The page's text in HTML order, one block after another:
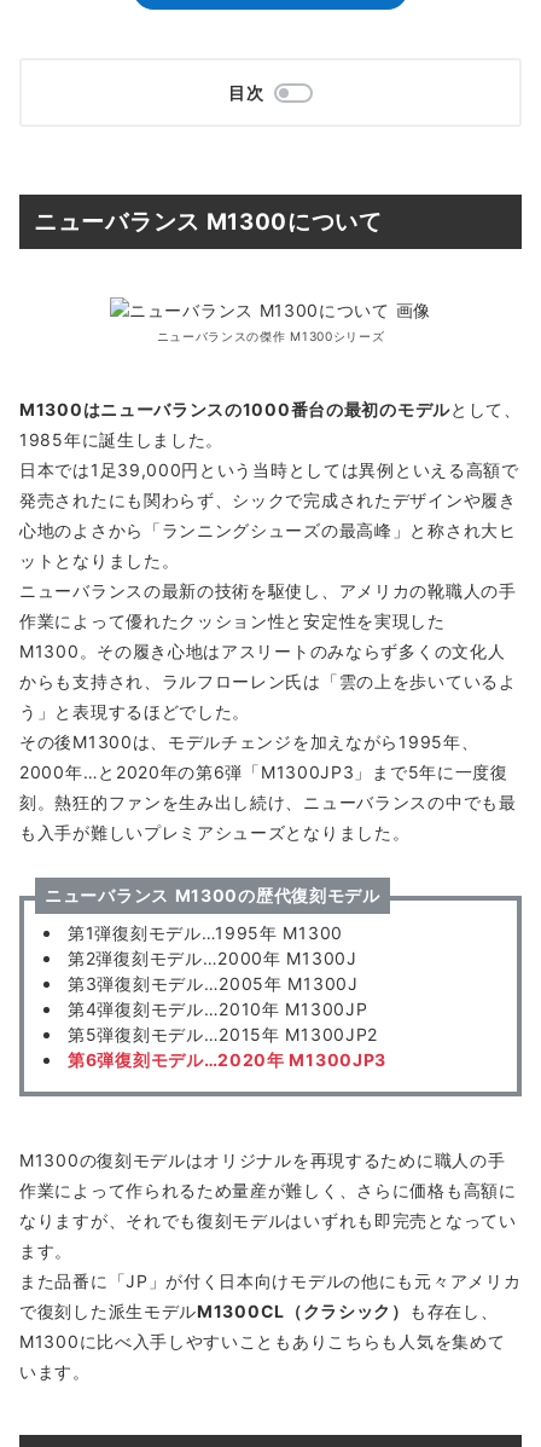
目次
ニューバランス M1300について
ニューバランスの傑作 M1300シリーズ
M1300はニューバランスの1000番台の最初のモデルとして、
1985年に誕生しました。
日本では1足39,000円という当時としては異例といえる高額で
発売されたにも関わらず、シックで完成されたデザインや履き
心地のよさから「ランニングシューズの最高峰」と称され大ヒ
ットとなりました。
ニューバランスの最新の技術を駆使し、アメリカの靴職人の手
作業によって優れたクッション性と安定性を実現した
M1300。その履き心地はアスリートのみならず多くの文化人
からも支持され、ラルフローレン氏は「雲の上を歩いているよ
う」と表現するほどでした。
その後M1300は、モデルチェンジを加えながら1995年、
2000年…と2020年の第6弾「M1300JP3」まで5年に一度復
刻。熱狂的ファンを生み出し続け、ニューバランスの中でも最
も入手が難しいプレミアシューズとなりました。
ニューバランス M1300の歴代復刻モデル
第1弾復刻モデル…1995年 M1300
第2弾復刻モデル…2000年 M1300J
第3弾復刻モデル…2005年 M1300J
第4弾復刻モデル…2010年 M1300JP
第5弾復刻モデル…2015年 M1300JP2
第6弾復刻モデル…2020年 M1300JP3
M1300の復刻モデルはオリジナルを再現するために職人の手
作業によって作られるため量産が難しく、さらに価格も高額に
なりますが、それでも復刻モデルはいずれも即完売となってい
ます。
また品番に「JP」が付く日本向けモデルの他にも元々アメリカ
で復刻した派生モデルM1300CL（クラシック）
も存在し、
M1300に比べ入手しやすいこともありこちらも人気を集めて
います。